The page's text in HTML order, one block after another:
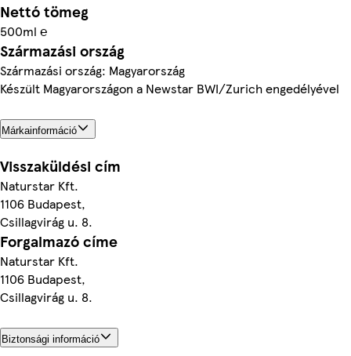
Nettó tömeg
500ml ℮
Származási ország
Származási ország: Magyarország
Készült Magyarországon a Newstar BWI/Zurich engedélyével
Márkainformáció
Visszaküldési cím
Naturstar Kft.
1106 Budapest,
Csillagvirág u. 8.
Forgalmazó címe
Naturstar Kft.
1106 Budapest,
Csillagvirág u. 8.
Biztonsági információ